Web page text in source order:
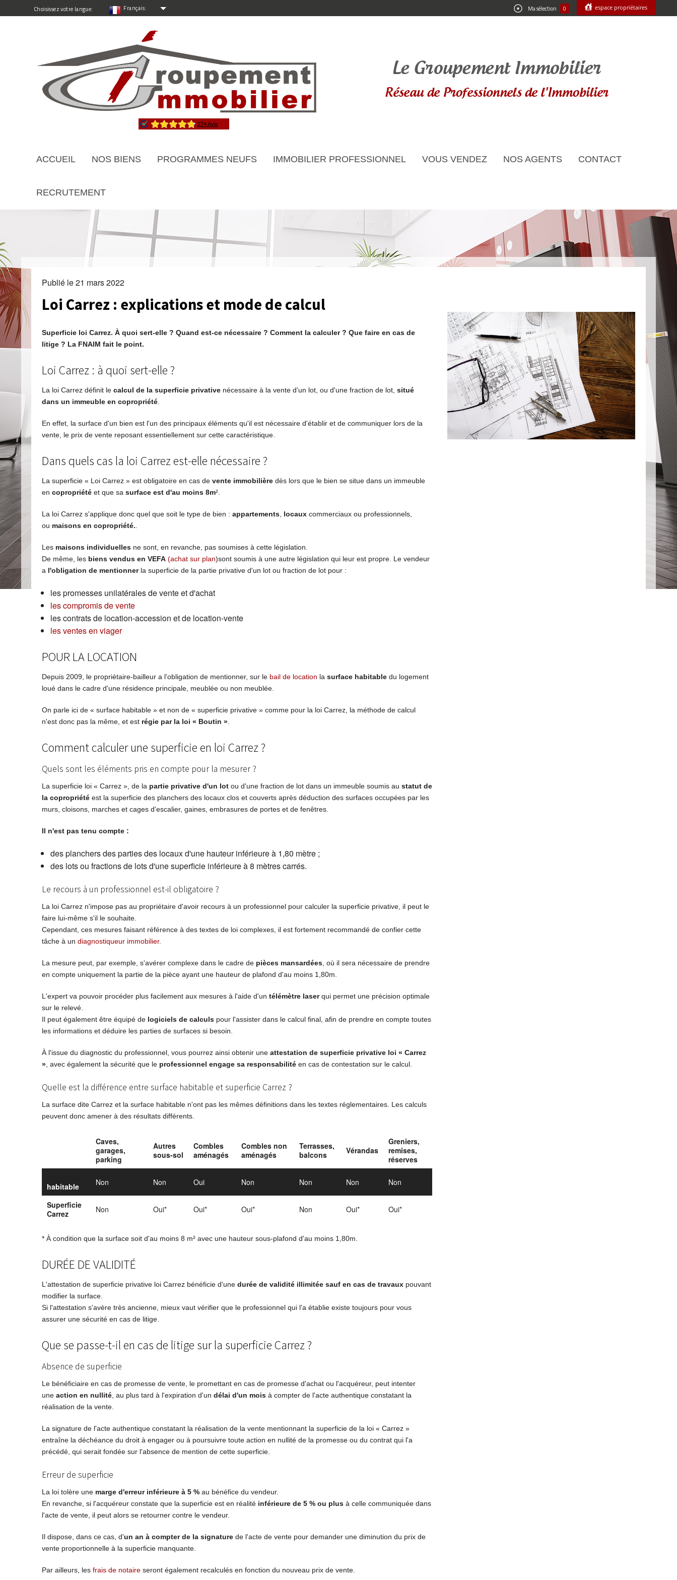
Choisissez votre langue: Français: Ma sélection 0 espace propriétaires
ACCUEIL NOS BIENS PROGRAMMES NEUFS IMMOBILIER PROFESSIONNEL VOUS VENDEZ NOS AGENTS CONTACT
RECRUTEMENT
Publié le21 mars 2022
Loi Carrez : explications et mode de calcul
Superficie loi Carrez. À quoi sert-elle ? Quand est-ce nécessaire ? Comment la calculer ? Que faire en cas de
litige ? La FNAIM fait le point.
Loi Carrez : à quoi sert-elle ?
La loi Carrez définit le calcul de la superficie privative nécessaire à la vente d'un lot, ou d'une fraction de lot, situé
dans un immeuble en copropriété.
En effet, la surface d'un bien est l'un des principaux éléments qu'il est nécessaire d'établir et de communiquer lors de la
vente, le prix de vente reposant essentiellement sur cette caractéristique.
Dans quels cas la loi Carrez est-elle nécessaire ?
La superficie « Loi Carrez » est obligatoire en cas de vente immobilièredès lors que le bien se situe dans un immeuble
en copropriétéet que sa surface est d'au moins 8m².
La loi Carrez s'applique donc quel que soit le type de bien : appartements, locauxcommerciaux ou professionnels,
ou maisons en copropriété.
Les maisons individuellesne sont, en revanche, pas soumises à cette législation.
De même, les biens vendus en VEFA (achat sur plan)sont soumis à une autre législation qui leur est propre. Le vendeur
a l'obligation de mentionnerla superficie de la partie privative d'un lot ou fraction de lot pour :
les promesses unilatérales de vente et d'achat
les compromis de vente
les contrats de location-accession et de location-vente
les ventes en viager
POUR LA LOCATION
Depuis 2009, le propriétaire-bailleur a l'obligation de mentionner, sur le bail de location la surface habitabledu logement
loué dans le cadre d'une résidence principale, meublée ou non meublée.
On parle ici de « surface habitable » et non de « superficie privative » comme pour la loi Carrez, la méthode de calcul
n'est donc pas la même, et est régie par la loi « Boutin ».
Comment calculer une superficie en loi Carrez ?
Quels sont les éléments pris en compte pour la mesurer ?
La superficie loi « Carrez », de la partie privative d'un lotou d'une fraction de lot dans un immeuble soumis au statut de
la copropriétéest la superficie des planchers des locaux clos et couverts après déduction des surfaces occupées par les
murs, cloisons, marches et cages d'escalier, gaines, embrasures de portes et de fenêtres.
Il n'est pas tenu compte :
des planchers des parties des locaux d'une hauteur inférieure à 1,80 mètre ;
des lots ou fractions de lots d'une superficie inférieure à 8 mètres carrés.
Le recours à un professionnel est-il obligatoire ?
La loi Carrez n'impose pas au propriétaire d'avoir recours à un professionnel pour calculer la superficie privative, il peut le
faire lui-même s'il le souhaite.
Cependant, ces mesures faisant référence à des textes de loi complexes, il est fortement recommandé de confier cette
tâche à un diagnostiqueur immobilier.
La mesure peut, par exemple, s'avérer complexe dans le cadre de pièces mansardées, où il sera nécessaire de prendre
en compte uniquement la partie de la pièce ayant une hauteur de plafond d'au moins 1,80m.
L'expert va pouvoir procéder plus facilement aux mesures à l'aide d'un télémètre laserqui permet une précision optimale
sur le relevé.
Il peut également être équipé de logiciels de calculspour l'assister dans le calcul final, afin de prendre en compte toutes
les informations et déduire les parties de surfaces si besoin.
À l'issue du diagnostic du professionnel, vous pourrez ainsi obtenir une attestation de superficie privative loi « Carrez
», avec également la sécurité que le professionnel engage sa responsabilitéen cas de contestation sur le calcul.
Quelle est la différence entre surface habitable et superficie Carrez ?
La surface dite Carrez et la surface habitable n'ont pas les mêmes définitions dans les textes réglementaires. Les calculs
peuvent donc amener à des résultats différents.
Caves,
garages,
parking
Autres
sous-sol
Combles
aménagés
Combles non
aménagés
Terrasses,
balcons
Vérandas
Greniers,
remises,
réserves
habitable
Non Non Oui Non Non Non Non
Superficie
Carrez
Non Oui* Oui* Oui* Non Oui* Oui*
* À condition que la surface soit d'au moins 8 m² avec une hauteur sous-plafond d'au moins 1,80m.
DURÉE DE VALIDITÉ
L'attestation de superficie privative loi Carrez bénéficie d'une durée de validité illimitée sauf en cas de travauxpouvant
modifier la surface.
Si l'attestation s'avère très ancienne, mieux vaut vérifier que le professionnel qui l'a établie existe toujours pour vous
assurer une sécurité en cas de litige.
Que se passe-t-il en cas de litige sur la superficie Carrez ?
Absence de superficie
Le bénéficiaire en cas de promesse de vente, le promettant en cas de promesse d'achat ou l'acquéreur, peut intenter
une action en nullité, au plus tard à l'expiration d'un délai d'un moisà compter de l'acte authentique constatant la
réalisation de la vente.
La signature de l'acte authentique constatant la réalisation de la vente mentionnant la superficie de la loi « Carrez »
entraîne la déchéance du droit à engager ou à poursuivre toute action en nullité de la promesse ou du contrat qui l'a
précédé, qui serait fondée sur l'absence de mention de cette superficie.
Erreur de superficie
La loi tolère une marge d'erreur inférieure à 5 %au bénéfice du vendeur.
En revanche, si l'acquéreur constate que la superficie est en réalité inférieure de 5 % ou plusà celle communiquée dans
l'acte de vente, il peut alors se retourner contre le vendeur.
Il dispose, dans ce cas, d'un an à compter de la signature de l'acte de vente pour demander une diminution du prix de
vente proportionnelle à la superficie manquante.
Par ailleurs, les frais de notaireseront également recalculés en fonction du nouveau prix de vente.